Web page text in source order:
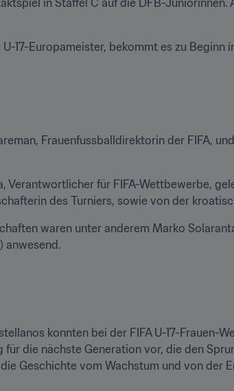
in Staffel C auf die DFB-
17-Europameister, bekommt es zu Beginn
Frauenfussballdirektorin der FIFA,
Verantwortlicher für FIFA-Wettbewerbe,
des Turniers, sowie von der
waren unter anderem Marko
anwesend.
konnten bei der FIFA U-17-Frauen-
die nächste Generation vor, die den
Geschichte vom Wachstum und von der